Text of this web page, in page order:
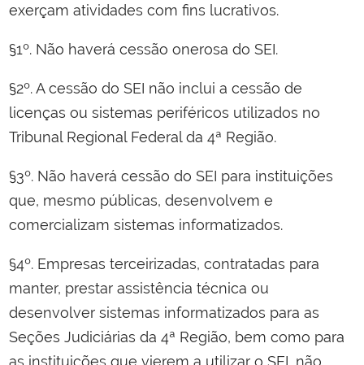
exerçam atividades com fins lucrativos.
§1º. Não haverá cessão onerosa do SEI.
§2º. A cessão do SEI não inclui a cessão de
licenças ou sistemas periféricos utilizados no
Tribunal Regional Federal da 4ª Região.
§3º. Não haverá cessão do SEI para instituições
que, mesmo públicas, desenvolvem e
comercializam sistemas informatizados.
§4º. Empresas terceirizadas, contratadas para
manter, prestar assistência técnica ou
desenvolver sistemas informatizados para as
Seções Judiciárias da 4ª Região, bem como para
as instituições que vierem a utilizar o SEI, não